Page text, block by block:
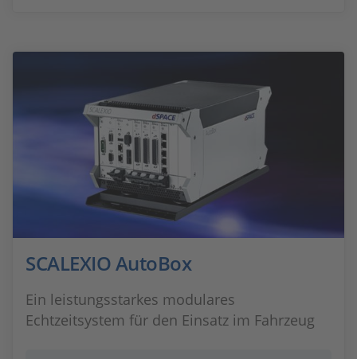
SCALEXIO AutoBox
Ein leistungsstarkes modulares
Echtzeitsystem für den Einsatz im Fahrzeug